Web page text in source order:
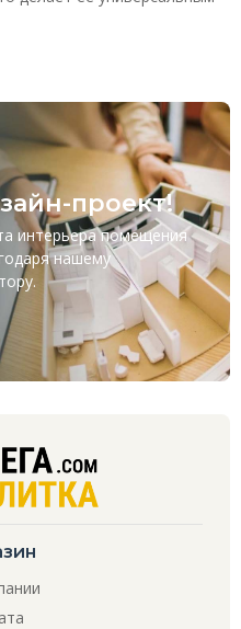
проект!
интерьера помещения
нашему
.